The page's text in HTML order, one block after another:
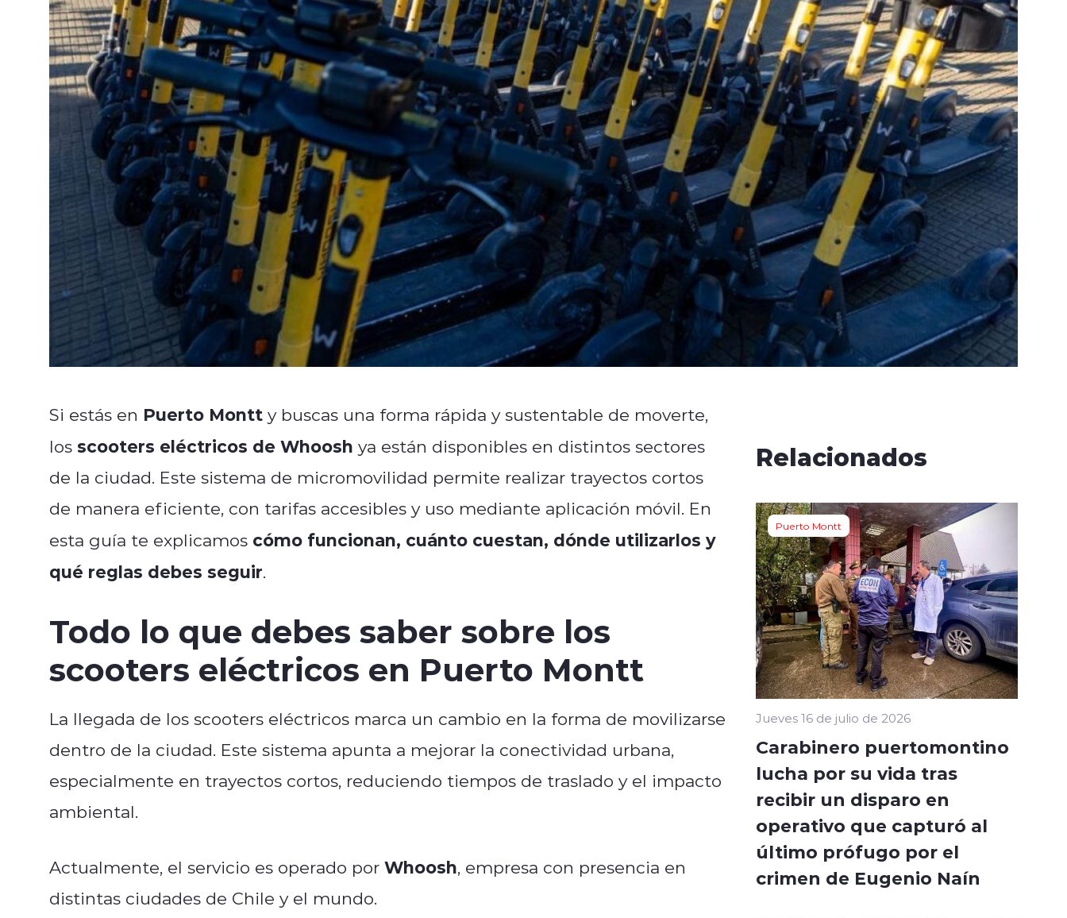
Si estás en Puerto Montt y buscas una forma rápida y sustentable de moverte,
los scooters eléctricos de Whoosh ya están disponibles en distintos sectores
de la ciudad. Este sistema de micromovilidad permite realizar trayectos cortos
de manera eficiente, con tarifas accesibles y uso mediante aplicación móvil. En
esta guía te explicamos cómo funcionan, cuánto cuestan, dónde utilizarlos y
qué reglas debes seguir.
Todo lo que debes saber sobre los
scooters eléctricos en Puerto Montt
La llegada de los scooters eléctricos marca un cambio en la forma de movilizarse
dentro de la ciudad. Este sistema apunta a mejorar la conectividad urbana,
especialmente en trayectos cortos, reduciendo tiempos de traslado y el impacto
ambiental.
Actualmente, el servicio es operado por Whoosh, empresa con presencia en
distintas ciudades de Chile y el mundo.
Relacionados
Puerto Montt
Jueves 16 de julio de 2026
Carabinero puertomontino
lucha por su vida tras
recibir un disparo en
operativo que capturó al
último prófugo por el
crimen de Eugenio Naín